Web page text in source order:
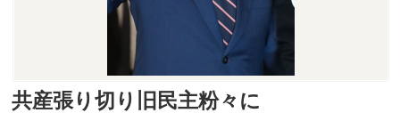
共産張り切り旧民主粉々に